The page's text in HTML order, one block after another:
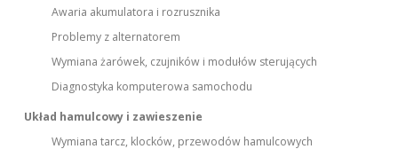
Awaria akumulatora i rozrusznika
Problemy z alternatorem
Wymiana żarówek, czujników i modułów sterujących
Diagnostyka komputerowa samochodu
Układ hamulcowy i zawieszenie
Wymiana tarcz, klocków, przewodów hamulcowych